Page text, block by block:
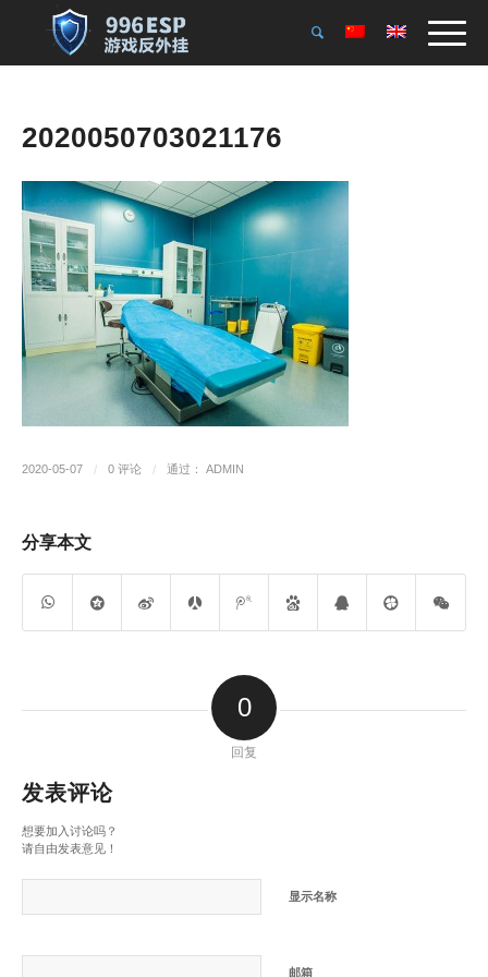
2020050703021176
2020-05-07 / 0 评论 / 通过： ADMIN
分享本文
0
回复
发表评论
想要加入讨论吗？
请自由发表意见！
显示名称
邮箱